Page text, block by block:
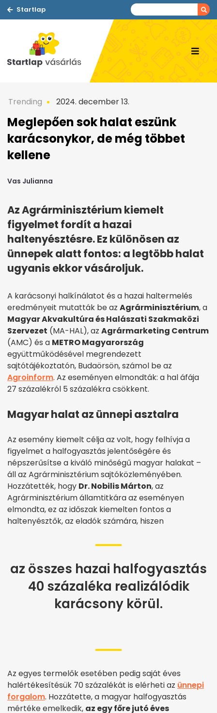
Startlap
Trending 2024. december 13.
Meglepően sok halat eszünk
karácsonykor, de még többet
kellene
Vas Julianna
Az Agrárminisztérium kiemelt
figyelmet fordít a hazai
haltenyésztésre. Ez különösen az
ünnepek alatt fontos: a legtöbb halat
ugyanis ekkor vásároljuk.
A karácsonyi halkínálatot és a hazai haltermelés
eredményeit mutatták be az Agrárminisztérium, a
Magyar Akvakultúra és Halászati Szakmaközi
Szervezet (MA-HAL), az Agrármarketing Centrum
(AMC) és a METRO Magyarország
együttműködésével megrendezett
sajtótájékoztatón, Budaörsön, számol be az
Agroinform. Az eseményen elmondták: a hal áfája
27 százalékról 5 százalékra csökkent.
Magyar halat az ünnepi asztalra
Az esemény kiemelt célja az volt, hogy felhívja a
figyelmet a halfogyasztás jelentőségére és
népszerűsítse a kiváló minőségű magyar halakat –
áll az Agrárminisztérium sajtóközleményében.
Hozzátették, hogy Dr. Nobilis Márton, az
Agrárminisztérium államtitkára az eseményen
elmondta, ez az időszak kiemelten fontos a
haltenyésztők, az eladók számára, hiszen
az összes hazai halfogyasztás
40 százaléka realizálódik
karácsony körül.
Az egyes termelők esetében pedig saját éves
halértékesítésük 70 százalékát is elérheti az ünnepi
forgalom. Hozzátette, a magyar halfogyasztás
mértéke emelkedik, az egy főre jutó éves